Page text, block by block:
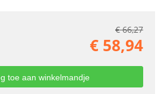
€66,27
€ 58,94
toe aan winkelmandje